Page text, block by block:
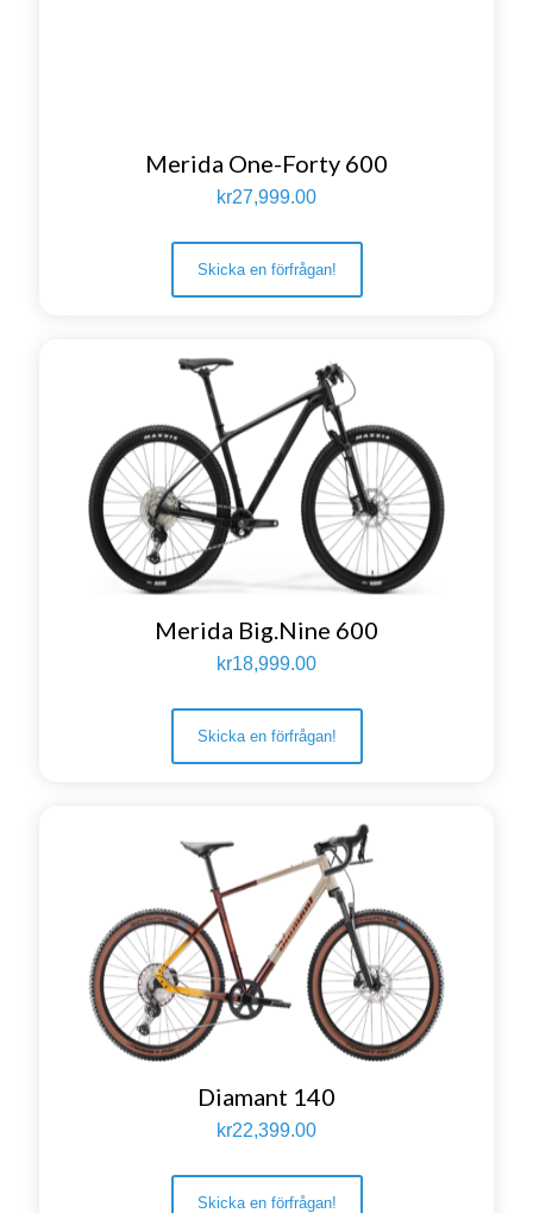
Merida One-Forty 600
kr27,999.00
Skicka en förfrågan!
Merida Big.Nine 600
kr18,999.00
Skicka en förfrågan!
Diamant 140
kr22,399.00
Skicka en förfrågan!